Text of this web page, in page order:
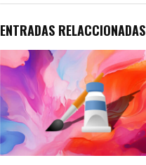
ENTRADAS RELACCIONADAS